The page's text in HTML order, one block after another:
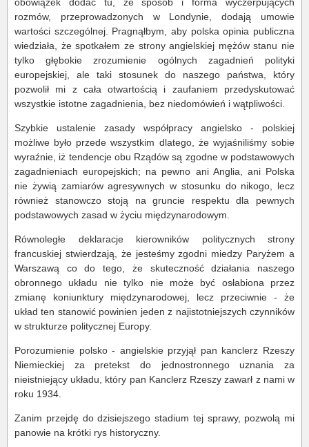
rozmów, przeprowadzonych w Londynie, dodają umowie
wartości szczególnej. Pragnąłbym, aby polska opinia publiczna
wiedziała, że spotkałem ze strony angielskiej mężów stanu nie
tylko głębokie zrozumienie ogólnych zagadnień polityki
europejskiej, ale taki stosunek do naszego państwa, który
pozwolił mi z cała otwartością i zaufaniem przedyskutować
wszystkie istotne zagadnienia, bez niedomówień i wątpliwości.
Szybkie ustalenie zasady współpracy angielsko - polskiej
możliwe było przede wszystkim dlatego, że wyjaśniliśmy sobie
wyraźnie, iż tendencje obu Rządów są zgodne w podstawowych
zagadnieniach europejskich; na pewno ani Anglia, ani Polska
nie żywią zamiarów agresywnych w stosunku do nikogo, lecz
również stanowczo stoją na gruncie respektu dla pewnych
podstawowych zasad w życiu międzynarodowym.
Równoległe deklaracje kierowników politycznych strony
francuskiej stwierdzają, że jesteśmy zgodni miedzy Paryżem a
Warszawą co do tego, że skuteczność działania naszego
obronnego układu nie tylko nie może być osłabiona przez
zmianę koniunktury międzynarodowej, lecz przeciwnie - że
układ ten stanowić powinien jeden z najistotniejszych czynników
w strukturze politycznej Europy.
Porozumienie polsko - angielskie przyjął pan kanclerz Rzeszy
Niemieckiej za pretekst do jednostronnego uznania za
nieistniejący układu, który pan Kanclerz Rzeszy zawarł z nami w
roku 1934.
Zanim przejdę do dzisiejszego stadium tej sprawy, pozwolą mi
panowie na krótki rys historyczny.